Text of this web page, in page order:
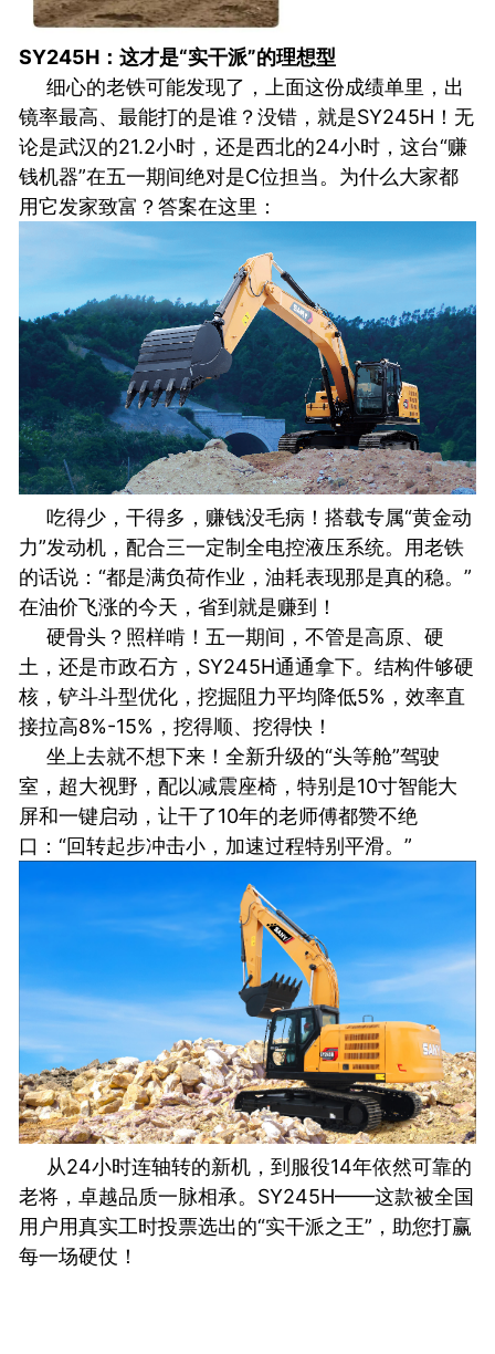
SY245H：这才是“实干派”的理想型
细心的老铁可能发现了，上面这份成绩单里，出
镜率最高、最能打的是谁？没错，就是SY245H！无
论是武汉的21.2小时，还是西北的24小时，这台“赚
钱机器”在五一期间绝对是C位担当。为什么大家都
用它发家致富？答案在这里：
吃得少，干得多，赚钱没毛病！搭载专属“黄金动
力”发动机，配合三一定制全电控液压系统。用老铁
的话说：“都是满负荷作业，油耗表现那是真的稳。”
在油价飞涨的今天，省到就是赚到！
硬骨头？照样啃！五一期间，不管是高原、硬
土，还是市政石方，SY245H通通拿下。结构件够硬
核，铲斗斗型优化，挖掘阻力平均降低5%，效率直
接拉高8%-15%，挖得顺、挖得快！
坐上去就不想下来！全新升级的“头等舱”驾驶
室，超大视野，配以减震座椅，特别是10寸智能大
屏和一键启动，让干了10年的老师傅都赞不绝
口：“回转起步冲击小，加速过程特别平滑。”
从24小时连轴转的新机，到服役14年依然可靠的
老将，卓越品质一脉相承。SY245H——这款被全国
用户用真实工时投票选出的“实干派之王”，助您打赢
每一场硬仗！